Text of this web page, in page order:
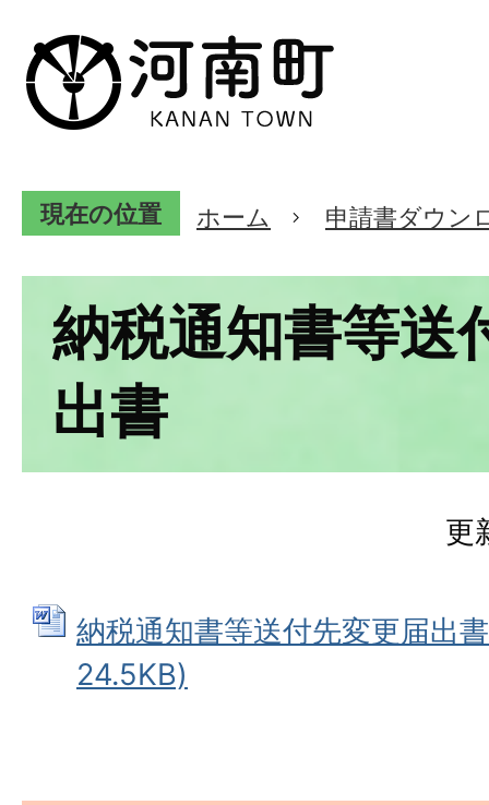
現在の位置 ホーム 申請書ダウン
納税通知書等送
出書
更
納税通知書等送付先変更届出
24.5KB)